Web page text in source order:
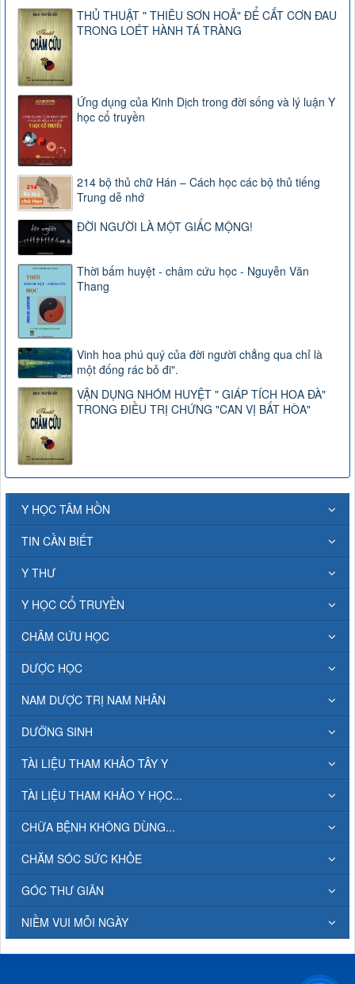
THỦ THUẬT " THIÊU SƠN HOẢ" ĐỂ CẮT CƠN ĐAU
TRONG LOÉT HÀNH TÁ TRÀNG
Ứng dụng của Kinh Dịch trong đời sống và lý luận Y
học cổ truyền
214 bộ thủ chữ Hán – Cách học các bộ thủ tiếng
Trung dễ nhớ
ĐỜI NGƯỜI LÀ MỘT GIẤC MỘNG!
Thời bấm huyệt - châm cứu học - Nguyễn Văn
Thang
Vinh hoa phú quý của đời người chẳng qua chỉ là
một đống rác bỏ đi".
VẬN DỤNG NHÓM HUYỆT " GIÁP TÍCH HOA ĐÀ"
TRONG ĐIỀU TRỊ CHỨNG "CAN VỊ BẤT HÒA"
Y HỌC TÂM HỒN
TIN CẦN BIẾT
Y THƯ
Y HỌC CỔ TRUYỀN
CHÂM CỨU HỌC
DƯỢC HỌC
NAM DƯỢC TRỊ NAM NHÂN
DƯỠNG SINH
TÀI LIỆU THAM KHẢO TÂY Y
TÀI LIỆU THAM KHẢO Y HỌC...
CHỮA BỆNH KHÔNG DÙNG...
CHĂM SÓC SỨC KHỎE
GÓC THƯ GIÃN
NIỀM VUI MỖI NGÀY